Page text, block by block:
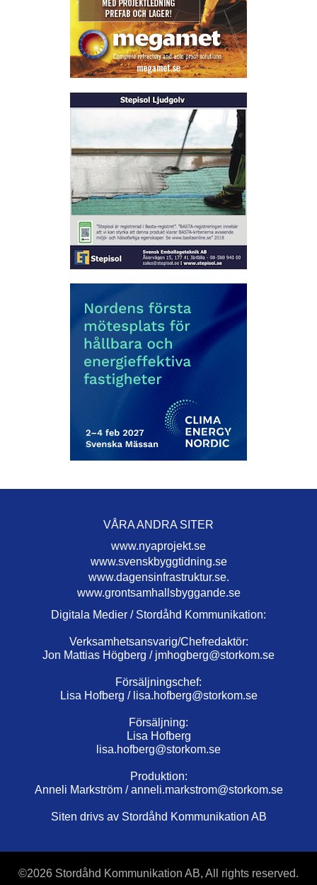
VÅRA ANDRA SITER
www.nyaprojekt.se
www.svenskbyggtidning.se
www.dagensinfrastruktur.se.
www.grontsamhallsbyggande.se
Digitala Medier / Stordåhd Kommunikation:
Verksamhetsansvarig/Chefredaktör:
Jon Mattias Högberg / jmhogberg@storkom.se
Försäljningschef:
Lisa Hofberg / lisa.hofberg@storkom.se
Försäljning:
Lisa Hofberg
lisa.hofberg@storkom.se
Produktion:
Anneli Markström /anneli.markstrom@storkom.se
Siten drivs av Stordåhd Kommunikation AB
©2026 Stordåhd Kommunikation AB, All rights reserved.